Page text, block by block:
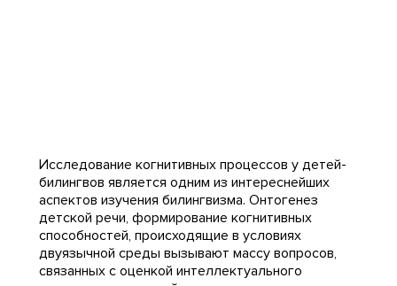
Исследование когнитивных процессов у детей-
билингвов является одним из интереснейших
аспектов изучения билингвизма. Онтогенез
детской речи, формирование когнитивных
способностей, происходящие в условиях
двуязычной среды вызывают массу вопросов,
связанных с оценкой интеллектуального